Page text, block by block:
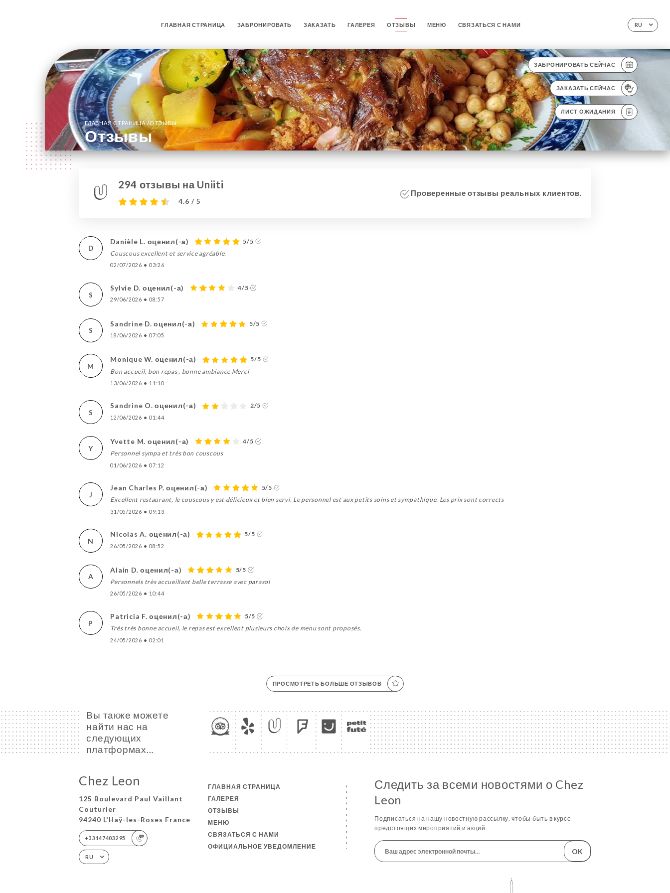
RU
ГЛАВНАЯ СТРАНИЦА ЗАБРОНИРОВАТЬ ЗАКАЗАТЬ ГАЛЕРЕЯ ОТЗЫВЫ МЕНЮ СВЯЗАТЬСЯ С НАМИ
ЗАБРОНИРОВАТЬ СЕЙЧАС
ЗАКАЗАТЬ СЕЙЧАС
ЛИСТ ОЖИДАНИЯ
ГЛАВНАЯ СТРАНИЦА/ОТЗЫВЫ
Отзывы
294 отзывы на Uniiti
4.6 / 5
Проверенные отзывы реальных клиентов.
D
Danièle L. оценил(-а)
5/5
Couscous excellent et service agréable.
02/07/2026 • 03:26
S
Sylvie D. оценил(-а) 4/5
29/06/2026 • 08:57
S
Sandrine D. оценил(-а) 5/5
18/06/2026 • 07:05
M
Monique W. оценил(-а)
5/5
Bon accueil, bon repas , bonne ambiance Merci
13/06/2026 • 11:10
S
Sandrine O. оценил(-а) 2/5
12/06/2026 • 01:44
Y
Yvette M. оценил(-а)
4/5
Personnel sympa et très bon couscous
01/06/2026 • 07:12
J
Jean Charles P. оценил(-а)
5/5
Excellent restaurant, le couscous y est délicieux et bien servi. Le personnel est aux petits soins et sympathique. Les prix sont corrects
31/05/2026 • 09:13
N
Nicolas A. оценил(-а) 5/5
26/05/2026 • 08:52
A
Alain D. оценил(-а)
5/5
Personnels très accueillant belle terrasse avec parasol
26/05/2026 • 10:44
P
Patricia F. оценил(-а)
5/5
Très très bonne accueil, le repas est excellent plusieurs choix de menu sont proposés.
24/05/2026 • 02:01
ПРОСМОТРЕТЬ БОЛЬШЕ ОТЗЫВОВ
Вы также можете
найти нас на
следующих
платформах…
Chez Leon
125 Boulevard Paul Vaillant
Couturier
94240 L'Haÿ-les-Roses France
+33147403295
RU
ГЛАВНАЯ СТРАНИЦА
ГАЛЕРЕЯ
ОТЗЫВЫ
МЕНЮ
СВЯЗАТЬСЯ С НАМИ
ОФИЦИАЛЬНОЕ УВЕДОМЛЕНИЕ
Следить за всеми новостями о Chez
Leon
Подписаться на нашу новостную рассылку, чтобы быть в курсе
предстоящих мероприятий и акций.
OK